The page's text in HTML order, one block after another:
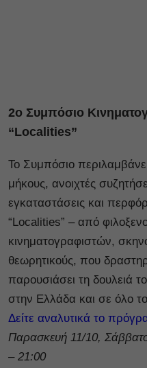
2ο Συμπόσιο
“Localities”
Το Συμπόσιο
μήκους, ανοιχτές
εγκαταστάσεις και
“Localities” – από
κινηματογραφιστών,
θεωρητικούς, που
παρουσιάσει τη δουλειά
στην Ελλάδα και σε όλο
Δείτε αναλυτικά το
Παρασκευή 11/10,
– 21:00